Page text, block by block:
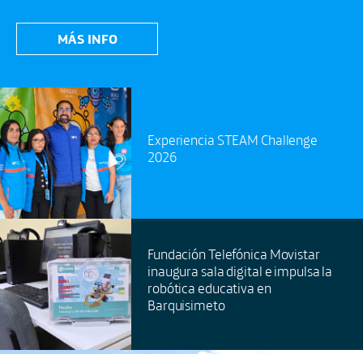
MÁS INFO
Experiencia STEAM Challenge
2026
Fundación Telefónica Movistar
inaugura sala digital e impulsa la
robótica educativa en
Barquisimeto